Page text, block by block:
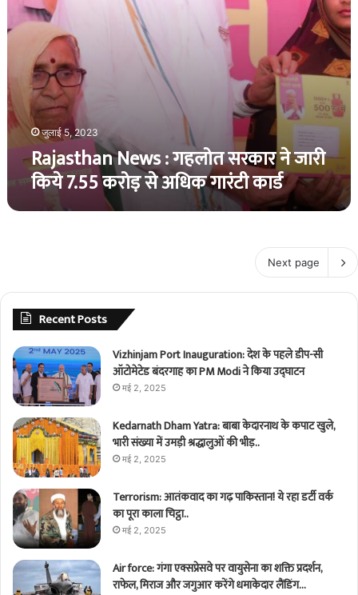
करोड़
से
कार्ड
जुलाई 5, 2023
Rajasthan News : गहलोत सरकार ने जारी
किये 7.55 करोड़ से अधिक गारंटी कार्ड
Next page
Recent Posts
Vizhinjam Port Inauguration: देश के पहले डीप-सी
ऑटोमेटेड बंदरगाह का PM Modi ने किया उद्घाटन
मई 2, 2025
Kedarnath Dham Yatra: बाबा केदारनाथ के कपाट खुले,
भारी संख्या में उमड़ी श्रद्धालुओं की भीड़..
मई 2, 2025
Terrorism: आतंकवाद का गढ़ पाकिस्तान! ये रहा डर्टी वर्क
का पूरा काला चिट्ठा..
मई 2, 2025
Air force: गंगा एक्सप्रेसवे पर वायुसेना का शक्ति प्रदर्शन,
राफेल, मिराज और जगुआर करेंगे धमाकेदार लैंडिंग…